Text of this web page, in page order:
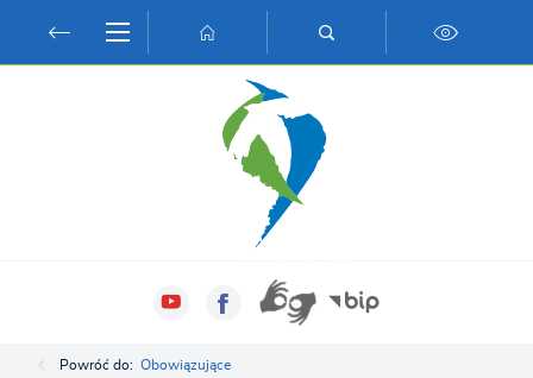
Przejdź do wyszukiwarki.
Przejdź do ustawień wielkości czcionki.
Włącz wersję kontrastową strony.
Powróć do: Obowiązujące